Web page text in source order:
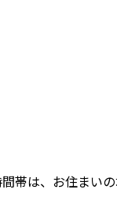
帯は、お住まい